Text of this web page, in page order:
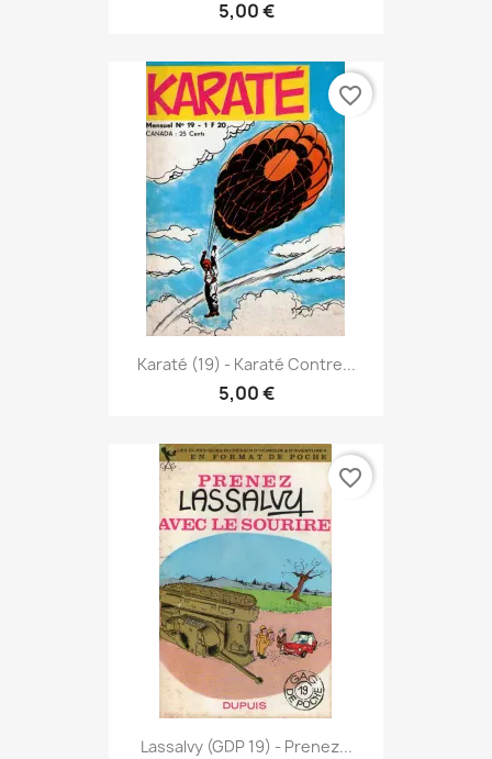
5,00 €
Karaté (19) - Karaté Contre...
5,00 €
favorite_border
Lassalvy (GDP 19) - Prenez...
favorite_border